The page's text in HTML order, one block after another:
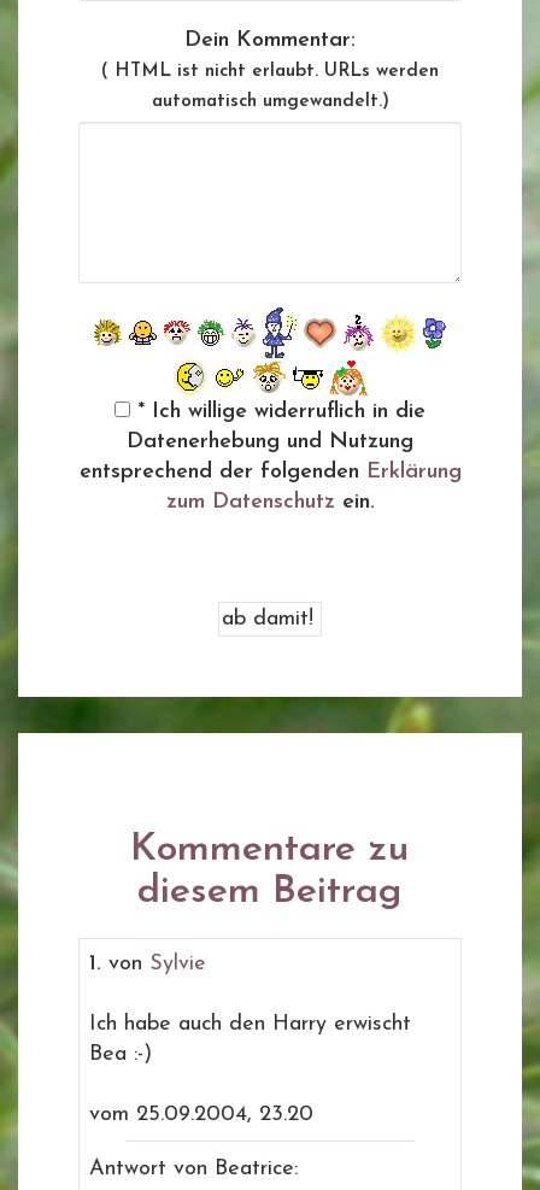
Dein Kommentar:
( HTML ist nicht erlaubt. URLs werden
automatisch umgewandelt.)
* Ich willige widerruflich in die
Datenerhebung und Nutzung
entsprechend der folgenden Erklärung
zum Datenschutz ein.
Kommentare zu
diesem Beitrag
1. von Sylvie
Ich habe auch den Harry erwischt
Bea :-)
vom 25.09.2004, 23.20
Antwort von Beatrice: